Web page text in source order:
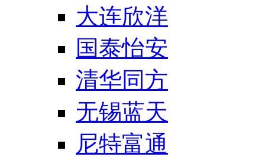
大连欣洋
国泰怡安
清华同方
无锡蓝天
尼特富通